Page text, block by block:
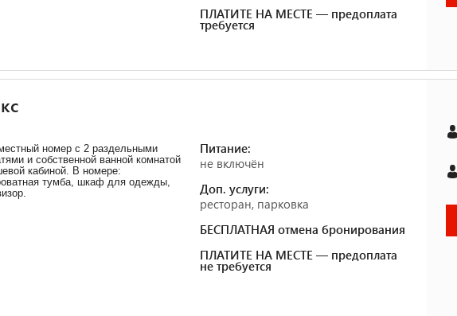
ПЛАТИТЕ НА МЕСТЕ — предоплата
требуется
номер с 2 раздельными
и собственной ванной комнатой
кабиной. В номере:
тумба, шкаф для одежды,
Питание:
не включён
Доп. услуги:
ресторан, парковка
БЕСПЛАТНАЯ отмена бронирования
ПЛАТИТЕ НА МЕСТЕ — предоплата
не требуется